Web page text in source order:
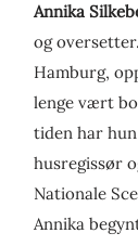
Annika
og
Hamburg,
lenge vært
tiden har hun
husregissør
Nationale
Annika